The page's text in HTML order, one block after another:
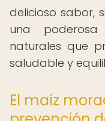
delicioso sabor,
una
naturales que
saludable y
El maíz